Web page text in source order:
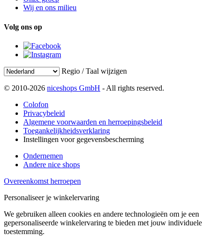
Wij en ons milieu
Volg ons op
Regio / Taal wijzigen
© 2010-2026 niceshops GmbH - All rights reserved.
Colofon
Privacybeleid
Algemene voorwaarden en herroepingsbeleid
Toegankelijkheidsverklaring
Instellingen voor gegevensbescherming
Ondernemen
Andere nice shops
Overeenkomst herroepen
Personaliseer je winkelervaring
We gebruiken alleen cookies en andere technologieën om je een
gepersonaliseerde winkelervaring te bieden met jouw individuele
toestemming.